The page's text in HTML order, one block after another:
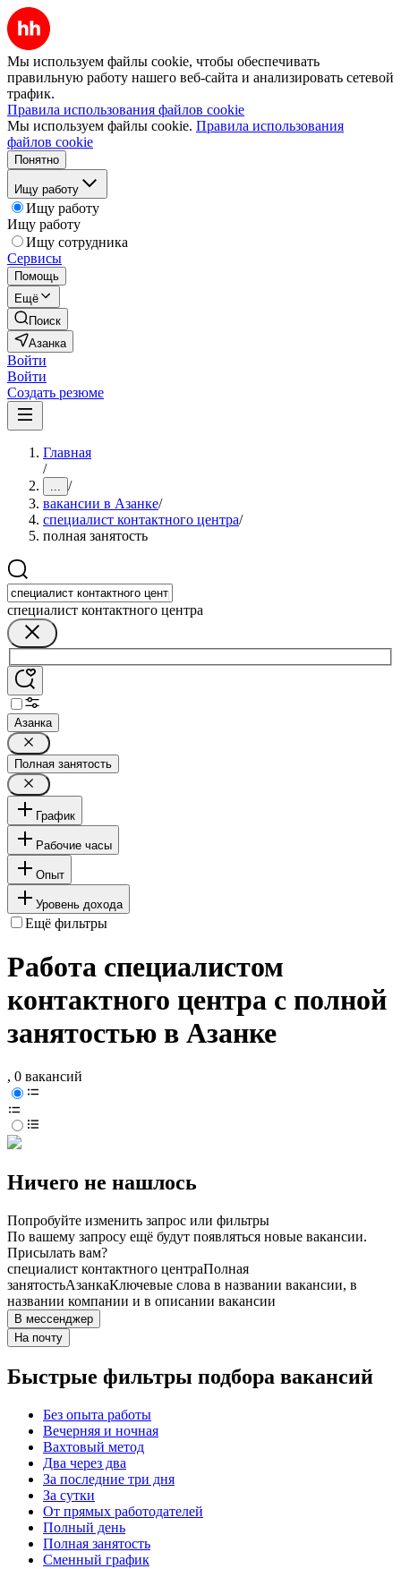
Мы используем файлы cookie, чтобы обеспечивать
правильную работу нашего веб-сайта и анализировать сетевой
трафик.
Правила использования файлов cookie
Мы используем файлы cookie. Правила использования
файлов cookie
Понятно
Ищу работу
Ищу работу
Ищу работу
Ищу сотрудника
Сервисы
Помощь
Ещё
Поиск
Азанка
Войти
Войти
Создать резюме
Главная
/
... /
вакансии в Азанке/
специалист контактного центра/
полная занятость
специалист контактного центра
Азанка
Полная занятость
График
Рабочие часы
Опыт
Уровень дохода
Ещё фильтры
Работа специалистом
контактного центра с полной
занятостью в Азанке
, 0 вакансий
Ничего не нашлось
Попробуйте изменить запрос или фильтры
По вашему запросу ещё будут появляться новые вакансии.
Присылать вам?
специалист контактного центраПолная
занятостьАзанкаКлючевые слова в названии вакансии, в
названии компании и в описании вакансии
В мессенджер
На почту
Быстрые фильтры подбора вакансий
Без опыта работы
Вечерняя и ночная
Вахтовый метод
Два через два
За последние три дня
За сутки
От прямых работодателей
Полный день
Полная занятость
Сменный график